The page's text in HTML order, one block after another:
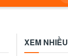
XEM NHIỀU